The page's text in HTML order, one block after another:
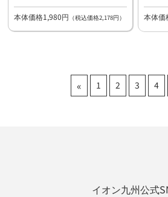
本体価格1,980円 （税込価格2,178円） 本体価
« 1 2 3 4
イオン九州公式